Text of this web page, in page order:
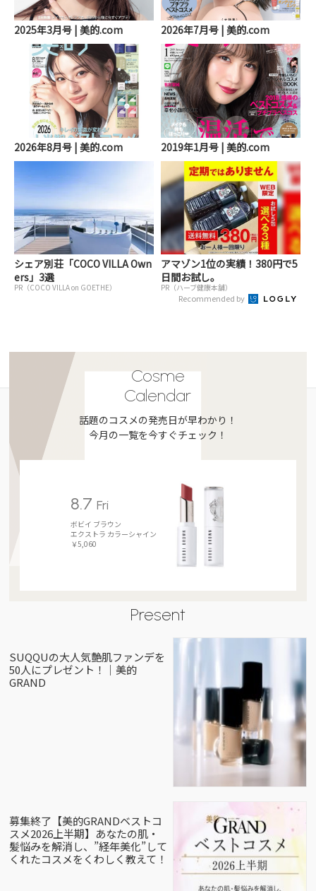
2025年3月号 | 美的.com 2026年7月号 | 美的.com
2026年8月号 | 美的.com 2019年1月号 | 美的.com
シェア別荘「COCO VILLA Own
ers」3選
PR（COCO VILLA on GOETHE）
アマゾン1位の実績！380円で5
日間お試し。
PR（ハーブ健康本舗）
Recommended by
Cosme
Calendar
話題のコスメの発売日が早わかり！
今月の一覧を今すぐチェック！
8.7Fri
ボビイ ブラウン
エクストラ カラーシャイン
￥5,060
Present
SUQQUの大人気艶肌ファンデを
50人にプレゼント！｜美的
GRAND
募集終了【美的GRANDベストコ
スメ2026上半期】あなたの肌・
髪悩みを解消し、”経年美化”して
くれたコスメをくわしく教えて！